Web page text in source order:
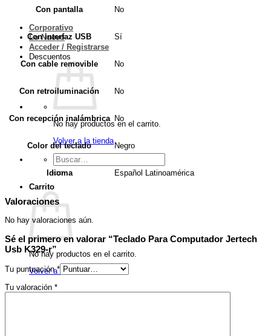
Corporativo
Lo Nuevo
Acceder / Registrarse
Descuentos
No hay productos en el carrito.
Volver a la tienda
Buscar
por:
Carrito
No hay productos en el carrito.
Volver a la tienda
Con pantalla No
Con interfaz USB Sí
Con cable removible No
Con retroiluminación No
Con recepción inalámbrica No
Color del teclado Negro
Idioma Español Latinoamérica
Valoraciones
No hay valoraciones aún.
Sé el primero en valorar “Teclado Para Computador Jertech
Usb K329-r”
Tu puntuación*
Tu valoración *